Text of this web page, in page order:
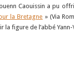
Caouissin a pu
la Bretagne » (Via
la figure de l’abbé